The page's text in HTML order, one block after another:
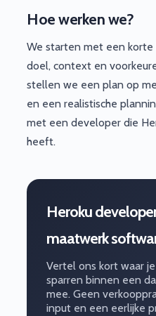
Hoe werken we?
We starten met een korte
doel, context en
stellen we een plan op
en een realistische
met een developer die
heeft.
Heroku
maatwerk
Vertel ons kort waar
sparren binnen een
mee. Geen
input en een eerlijke